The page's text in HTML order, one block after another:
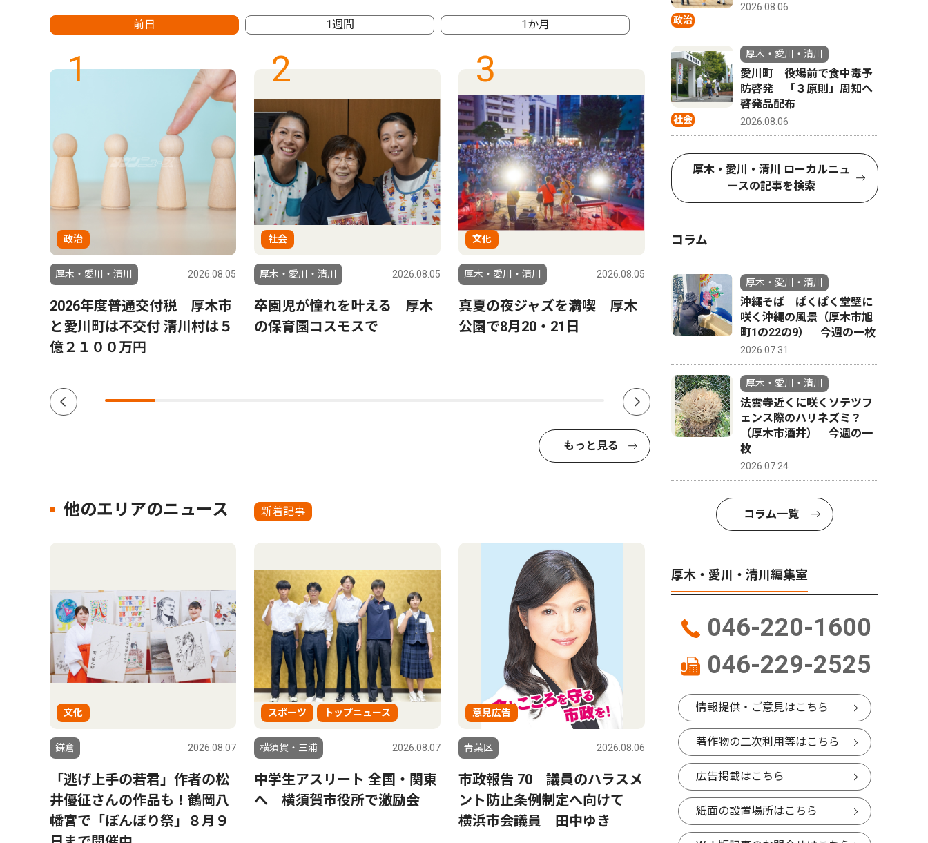
前日 1週間 1か月
1
政治
厚木・愛川・清川 2026.08.05
2026年度普通交付税 厚木市
と愛川町は不交付 清川村は５
億２１００万円
2
社会
厚木・愛川・清川 2026.08.05
卒園児が憧れを叶える 厚木
の保育園コスモスで
3
文化
厚木・愛川・清川 2026.08.05
真夏の夜ジャズを満喫 厚木
公園で8月20・21日
4
政治
厚木・愛川・清川 2026.08.06
愛川町の31歳新町長が就任１
カ月 変化よりも安心感で船
出 茅大夢（かやひろむ）町
長インタビュー
「森の
木市 荻
もっと見る
他のエリアのニュース 新着記事
文化
鎌倉 2026.08.07
「逃げ上手の若君」作者の松
井優征さんの作品も！鶴岡八
幡宮で「ぼんぼり祭」８月９
スポーツ トップニュース
横須賀・三浦 2026.08.07
中学生アスリート 全国・関東
へ 横須賀市役所で激励会
意見広告
青葉区 2026.08.06
市政報告 70 議員のハラスメ
ント防止条例制定へ向けて
横浜市会議員 田中ゆき
政治
2026.08.06
社会
厚木・愛川・清川
愛川町 役場前で食中毒予
防啓発 「３原則」周知へ
啓発品配布
2026.08.06
厚木・愛川・清川 ローカルニュ
ースの記事を検索
コラム
厚木・愛川・清川
沖縄そば ぱくぱく堂壁に
咲く沖縄の風景（厚木市旭
町1の22の9） 今週の一枚
2026.07.31
厚木・愛川・清川
法雲寺近くに咲くソテツフ
ェンス際のハリネズミ？
（厚木市酒井） 今週の一
枚
2026.07.24
コラム一覧
厚木・愛川・清川編集室
046-220-1600
046-229-2525
情報提供・ご意見はこちら
著作物の二次利用等はこちら
広告掲載はこちら
紙面の設置場所はこちら